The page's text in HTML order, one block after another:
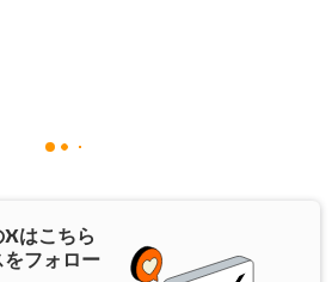
Xはこちら
フォロー